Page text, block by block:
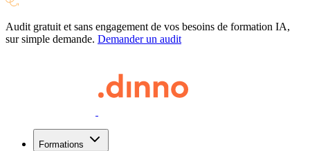
Audit gratuit et sans engagement de vos besoins de formation IA,
sur simple demande. Demander un audit
Formations